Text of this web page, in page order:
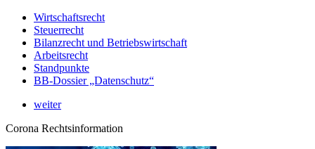
Wirtschaftsrecht
Steuerrecht
Bilanzrecht und Betriebswirtschaft
Arbeitsrecht
Standpunkte
BB-Dossier „Datenschutz“
weiter
Corona Rechtsinformation